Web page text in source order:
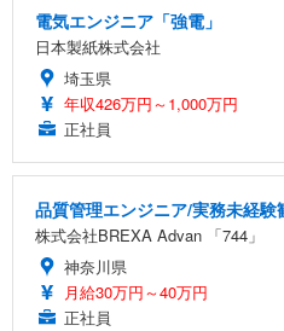
電気エンジニア「強電」
日本製紙株式会社
埼玉県
年収426万円～1,000万円
正社員
品質管理エンジニア/実務未経
株式会社BREXA Advan 「744」
神奈川県
月給30万円～40万円
正社員